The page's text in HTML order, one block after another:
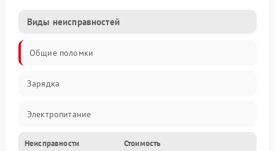
Виды неисправностей
Общие поломки
Зарядка
Электропитание
Экран и изображение
Неисправности Стоимость